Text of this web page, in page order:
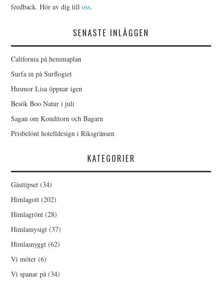
feedback. Hör av dig tilloss.
SENASTE INLÄGGEN
California på hemmaplan
Surfa in på Surflogiet
Husmor Lisa öppnar igen
Besök Boo Natur i juli
Sagan om Konditorn och Bagarn
Prisbelönt hotelldesign i Riksgränsen
KATEGORIER
Gästtipset (34)
Himlagott (202)
Himlagrönt (28)
Himlamysigt (37)
Himlasnyggt (62)
Vi möter (6)
Vi spanar på (34)